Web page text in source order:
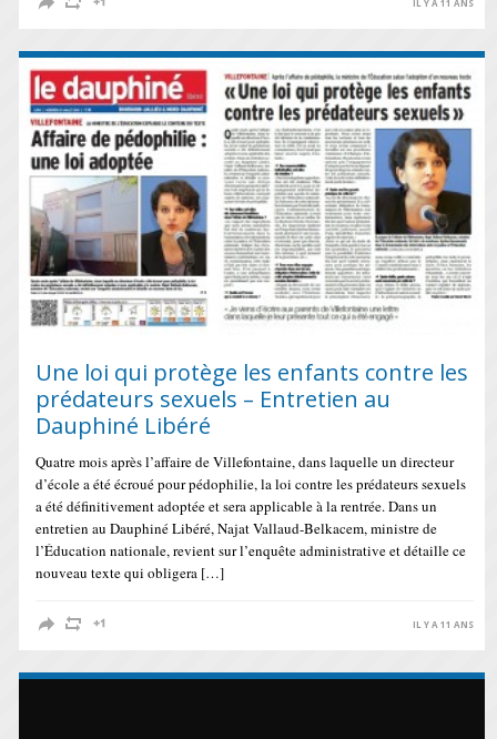
IL Y A 11 ANS
Une loi qui protège les enfants contre les
prédateurs sexuels – Entretien au
Dauphiné Libéré
Quatre mois après l’affaire de Villefontaine, dans laquelle un directeur
d’école a été écroué pour pédophilie, la loi contre les prédateurs sexuels
a été définitivement adoptée et sera applicable à la rentrée. Dans un
entretien au Dauphiné Libéré, Najat Vallaud-Belkacem, ministre de
l’Éducation nationale, revient sur l’enquête administrative et détaille ce
nouveau texte qui obligera […]
IL Y A 11 ANS